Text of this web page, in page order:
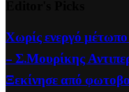
Χωρίς ενεργό
– Σ.Μουρίκης
Ξεκίνησε από